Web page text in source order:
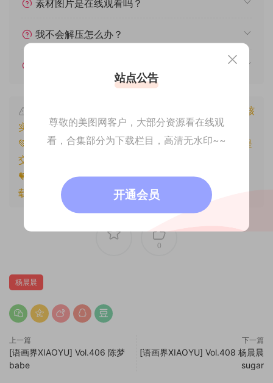
素材图片是在线观看吗？
我不会解压怎么办？
本文资源仅供个人参考学习，请勿批量搬运，一经核
实将封禁账号权限！
💚本文资源均来源网友分享，若侵犯了您的权益可以提
交工单处理。
🧡原文链接：https://www.znjfg.com/1720.html
载请注明出处。
0
杨晨晨
上一篇
[语画界XIAOYU] Vol.406 陈梦
babe
下一篇
[语画界XIAOYU] Vol.408 杨晨晨
sugar
站点公告
尊敬的美图网客户，大部分资源看在线观
看，合集部分为下载栏目，高清无水印~~
开通会员